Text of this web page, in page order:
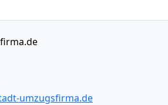
umzugsfirma.de